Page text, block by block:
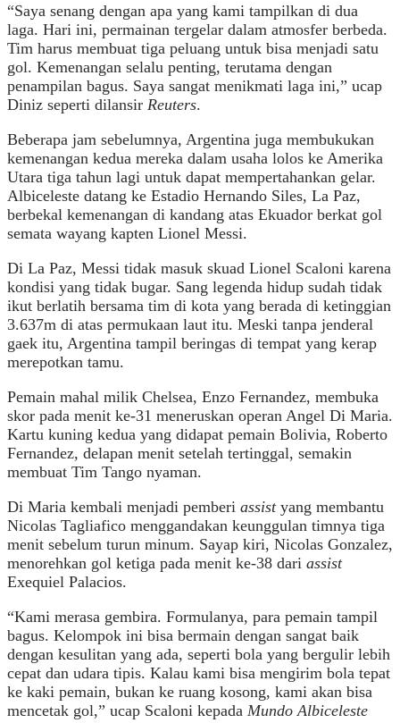
“Saya senang dengan apa yang kami tampilkan di dua
laga. Hari ini, permainan tergelar dalam atmosfer berbeda.
Tim harus membuat tiga peluang untuk bisa menjadi satu
gol. Kemenangan selalu penting, terutama dengan
penampilan bagus. Saya sangat menikmati laga ini,” ucap
Diniz seperti dilansir Reuters.
Beberapa jam sebelumnya, Argentina juga membukukan
kemenangan kedua mereka dalam usaha lolos ke Amerika
Utara tiga tahun lagi untuk dapat mempertahankan gelar.
Albiceleste datang ke Estadio Hernando Siles, La Paz,
berbekal kemenangan di kandang atas Ekuador berkat gol
semata wayang kapten Lionel Messi.
Di La Paz, Messi tidak masuk skuad Lionel Scaloni karena
kondisi yang tidak bugar. Sang legenda hidup sudah tidak
ikut berlatih bersama tim di kota yang berada di ketinggian
3.637m di atas permukaan laut itu. Meski tanpa jenderal
gaek itu, Argentina tampil beringas di tempat yang kerap
merepotkan tamu.
Pemain mahal milik Chelsea, Enzo Fernandez, membuka
skor pada menit ke-31 meneruskan operan Angel Di Maria.
Kartu kuning kedua yang didapat pemain Bolivia, Roberto
Fernandez, delapan menit setelah tertinggal, semakin
membuat Tim Tango nyaman.
Di Maria kembali menjadi pemberi assistyang membantu
Nicolas Tagliafico menggandakan keunggulan timnya tiga
menit sebelum turun minum. Sayap kiri, Nicolas Gonzalez,
menorehkan gol ketiga pada menit ke-38 dari assist
Exequiel Palacios.
“Kami merasa gembira. Formulanya, para pemain tampil
bagus. Kelompok ini bisa bermain dengan sangat baik
dengan kesulitan yang ada, seperti bola yang bergulir lebih
cepat dan udara tipis. Kalau kami bisa mengirim bola tepat
ke kaki pemain, bukan ke ruang kosong, kami akan bisa
mencetak gol,” ucap Scaloni kepada Mundo Albiceleste